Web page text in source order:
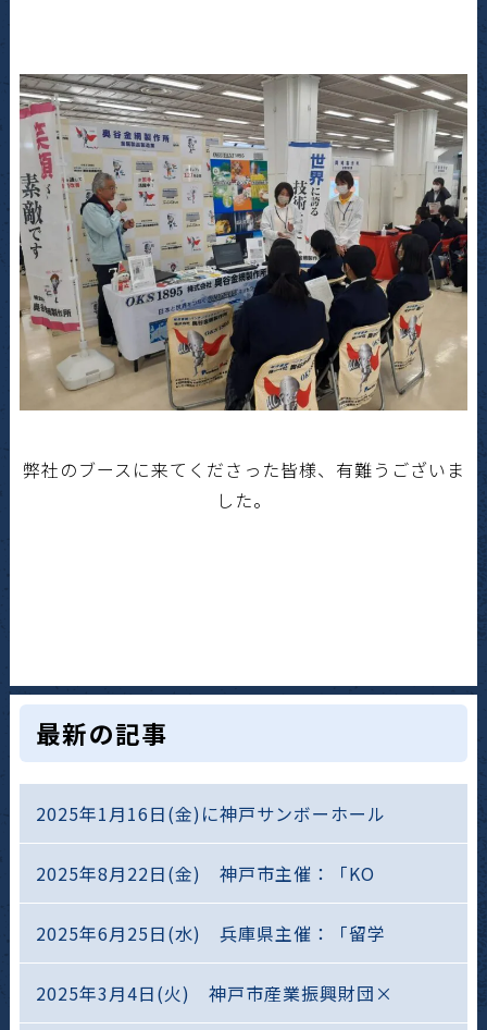
弊社のブースに来てくださった皆様、有難うございま
した。
最新の記事
2025年1月16日(金)に神戸サンボーホール
2025年8月22日(金) 神戸市主催：「KO
2025年6月25日(水) 兵庫県主催：「留学
2025年3月4日(火) 神戸市産業振興財団×